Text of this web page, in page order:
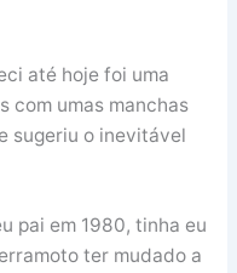
até hoje foi uma
com umas manchas
sugeriu o inevitável
pai em 1980, tinha eu
ter mudado a